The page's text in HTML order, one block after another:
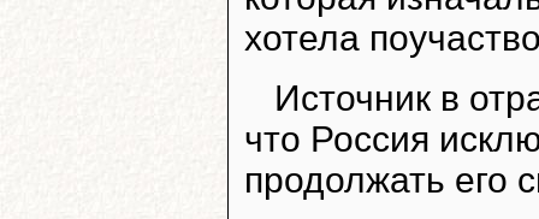
хотела
Источник в
что Россия
продолжать его